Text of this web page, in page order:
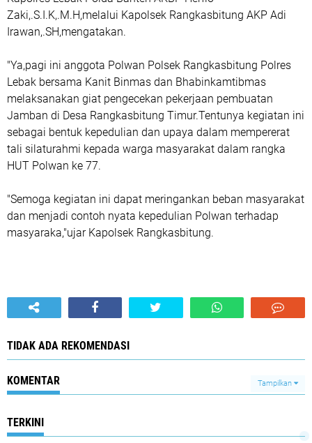
Zaki,.S.I.K,.M.H,melalui Kapolsek Rangkasbitung AKP Adi
Irawan,.SH,mengatakan.
"Ya,pagi ini anggota Polwan Polsek Rangkasbitung Polres
Lebak bersama Kanit Binmas dan Bhabinkamtibmas
melaksanakan giat pengecekan pekerjaan pembuatan
Jamban di Desa Rangkasbitung Timur.Tentunya kegiatan ini
sebagai bentuk kepedulian dan upaya dalam mempererat
tali silaturahmi kepada warga masyarakat dalam rangka
HUT Polwan ke 77.
"Semoga kegiatan ini dapat meringankan beban masyarakat
dan menjadi contoh nyata kepedulian Polwan terhadap
masyaraka,"ujar Kapolsek Rangkasbitung.
TIDAK ADA REKOMENDASI
KOMENTAR Tampilkan
TERKINI